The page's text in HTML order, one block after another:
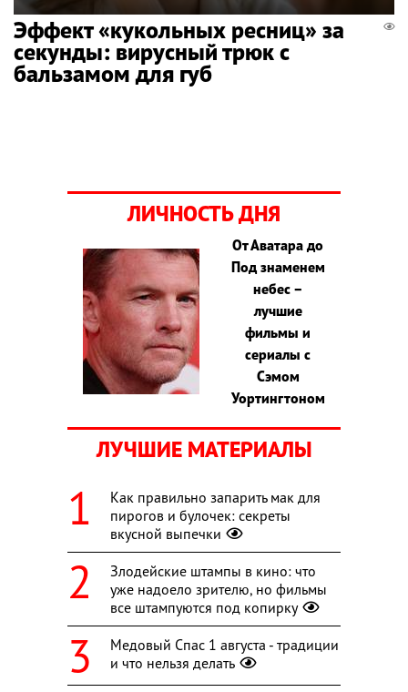
Эффект «кукольных ресниц» за
секунды: вирусный трюк с
бальзамом для губ
ЛИЧНОСТЬ ДНЯ
От Аватара до
Под знаменем
небес –
лучшие
фильмы и
сериалы с
Сэмом
Уортингтоном
ЛУЧШИЕ МАТЕРИАЛЫ
Как правильно запарить мак для
пирогов и булочек: секреты
вкусной выпечки
Злодейские штампы в кино: что
уже надоело зрителю, но фильмы
все штампуются под копирку
Медовый Спас 1 августа - традиции
и что нельзя делать